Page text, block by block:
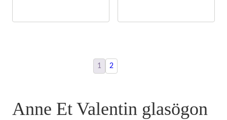
1 2
Anne Et Valentin glasögon